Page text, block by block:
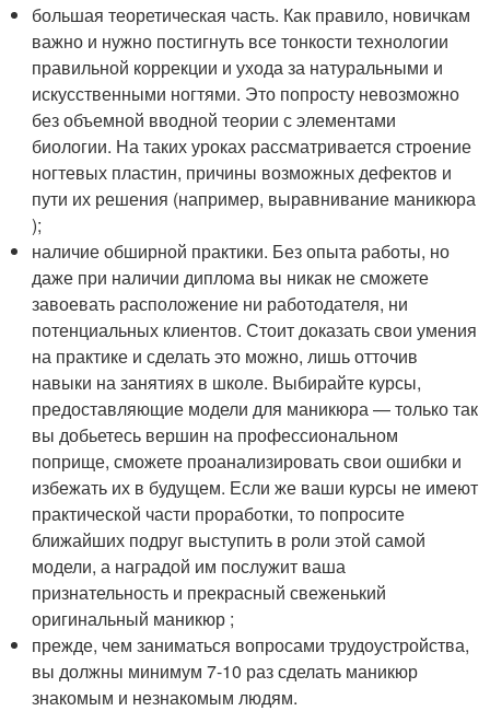
большая теоретическая часть. Как правило, новичкам
важно и нужно постигнуть все тонкости технологии
правильной коррекции и ухода за натуральными и
искусственными ногтями. Это попросту невозможно
без объемной вводной теории с элементами
биологии. На таких уроках рассматривается строение
ногтевых пластин, причины возможных дефектов и
пути их решения (например, выравнивание маникюра
);
наличие обширной практики. Без опыта работы, но
даже при наличии диплома вы никак не сможете
завоевать расположение ни работодателя, ни
потенциальных клиентов. Стоит доказать свои умения
на практике и сделать это можно, лишь отточив
навыки на занятиях в школе. Выбирайте курсы,
предоставляющие модели для маникюра — только так
вы добьетесь вершин на профессиональном
поприще, сможете проанализировать свои ошибки и
избежать их в будущем. Если же ваши курсы не имеют
практической части проработки, то попросите
ближайших подруг выступить в роли этой самой
модели, а наградой им послужит ваша
признательность и прекрасный свеженький
оригинальный маникюр ;
прежде, чем заниматься вопросами трудоустройства,
вы должны минимум 7-10 раз сделать маникюр
знакомым и незнакомым людям.